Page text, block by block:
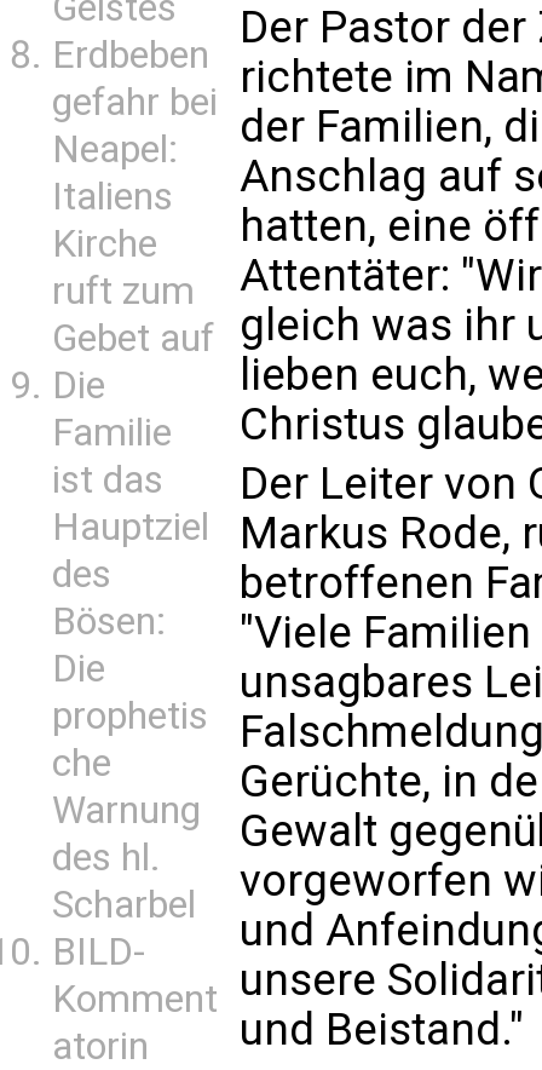
Erdbeben
gefahr bei
Neapel:
Italiens
Kirche
ruft zum
Gebet auf
Die
Familie
ist das
Hauptziel
des
Bösen:
Die
prophetis
che
Warnung
des hl.
Scharbel
BILD-
Komment
atorin
Der Pastor
richtete im
der Familien,
Anschlag auf
hatten, eine
Attentäter:
gleich was ihr
lieben euch,
Christus
Der Leiter von
Markus Rode,
betroffenen
"Viele
unsagbares
Gerüchte, in
Gewalt
vorgeworfen
und
unsere
und Beistand."